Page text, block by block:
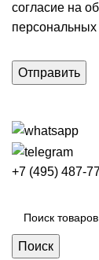
согласие на
+7 (495) 487-
Поиск